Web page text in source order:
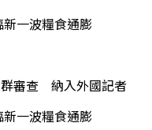
一波糧食通膨
群審查 納入外國記者
一波糧食通膨